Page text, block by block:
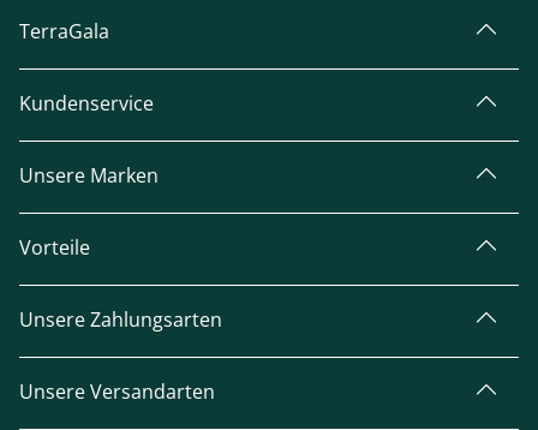
TerraGala
Kundenservice
Unsere Marken
Vorteile
Unsere Zahlungsarten
Unsere Versandarten